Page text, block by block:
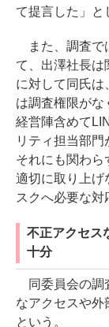
て提言した」と
また、調査で
て、出澤社長
に対して同氏は
は調査権限がな
経営陣含めて
リティ担当部門
それにも関わら
適切に取り上げ
スクへ必要な対
不正アクセス
十分
同委員会の調
なアクセスや外
という。